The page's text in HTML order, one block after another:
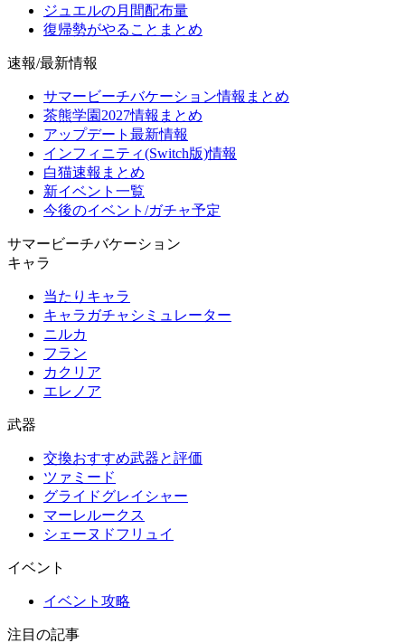
ジュエルの月間配布量
復帰勢がやることまとめ
速報/最新情報
サマービーチバケーション情報まとめ
茶熊学園2027情報まとめ
アップデート最新情報
インフィニティ(Switch版)情報
白猫速報まとめ
新イベント一覧
今後のイベント/ガチャ予定
サマービーチバケーション
キャラ
当たりキャラ
キャラガチャシミュレーター
ニルカ
フラン
カクリア
エレノア
武器
交換おすすめ武器と評価
ツァミード
グライドグレイシャー
マーレルークス
シェーヌドフリュイ
イベント
イベント攻略
注目の記事